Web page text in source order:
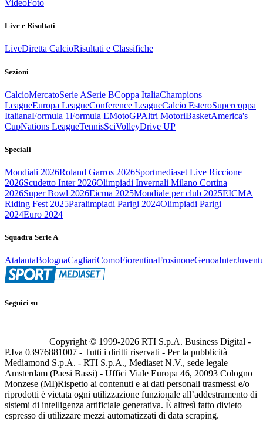
VideoFoto
Live e Risultati
LiveDiretta CalcioRisultati e Classifiche
Sezioni
CalcioMercatoSerie ASerie BCoppa ItaliaChampions
LeagueEuropa LeagueConference LeagueCalcio EsteroSupercoppa
ItalianaFormula 1Formula EMotoGPAltri MotoriBasketAmerica's
CupNations LeagueTennisSciVolleyDrive UP
Speciali
Mondiali 2026Roland Garros 2026Sportmediaset Live Riccione
2026Scudetto Inter 2026Olimpiadi Invernali Milano Cortina
2026Super Bowl 2026Eicma 2025Mondiale per club 2025EICMA
Riding Fest 2025Paralimpiadi Parigi 2024Olimpiadi Parigi
2024Euro 2024
Squadra Serie A
AtalantaBolognaCagliariComoFiorentinaFrosinoneGenoaInter
Seguici su
Copyright © 1999-2026 RTI S.p.A. Business Digital -
P.Iva 03976881007 - Tutti i diritti riservati - Per la pubblicità
Mediamond S.p.A. - RTI S.p.A., Mediaset N.V., sede legale
Amsterdam (Paesi Bassi) - Uffici Viale Europa 46, 20093 Cologno
Monzese (MI)Rispetto ai contenuti e ai dati personali trasmessi e/o
riprodotti è vietata ogni utilizzazione funzionale all’addestramento di
sistemi di intelligenza artificiale generativa. È altresì fatto divieto
espresso di utilizzare mezzi automatizzati di data scraping.